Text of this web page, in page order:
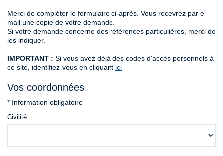
Merci de compléter le formulaire ci-après. Vous recevrez par e-
mail une copie de votre demande.
Si votre demande concerne des références particulières, merci de
les indiquer.
IMPORTANT : Si vous avez déjà des codes d'accés personnels à
ce site, identifiez-vous en cliquant ici
Vos coordonnées
* Information obligatoire
Civilité :